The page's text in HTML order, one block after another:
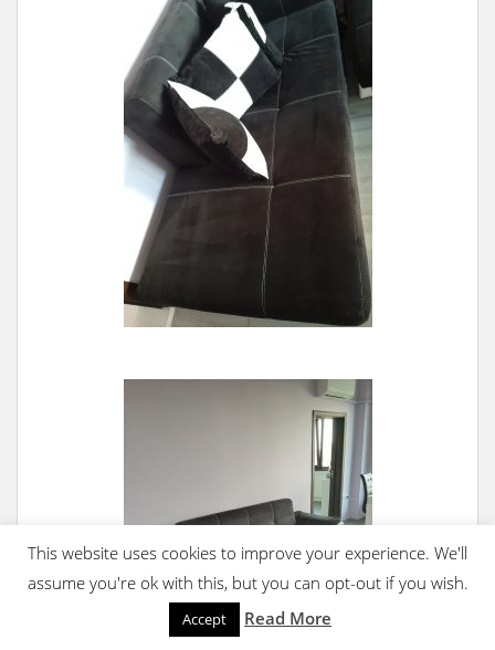
This website uses cookies to improve your experience. We'll
assume you're ok with this, but you can opt-out if you wish.
Accept Read More